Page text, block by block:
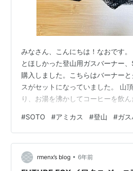
みなさん、こんにちは！なおです
とほしかった登山用ガスバーナー
購入しました。こちらはバーナー
スがセットになっていました。 山
り、お湯を沸かしてコーヒーを飲
が、なかなか踏ん切りがつかず…。
くさんの山を登ってからじゃない
をいただいておりましたが、（い
いの？っていつも思っていた。笑）
5,000円分が付与されたため、つい
#SOTO #アミカス #登山 #ガ
rmenx’s blog • 6年前